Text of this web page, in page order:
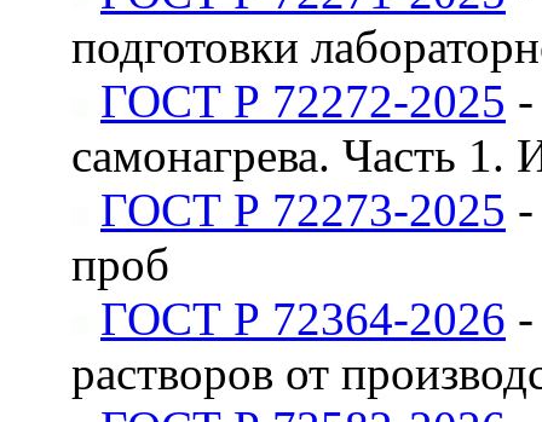
подготовки
ГОСТ Р 72272-2025
самонагрева. Часть 1.
ГОСТ Р 72273-2025
проб
ГОСТ Р 72364-2026
растворов от